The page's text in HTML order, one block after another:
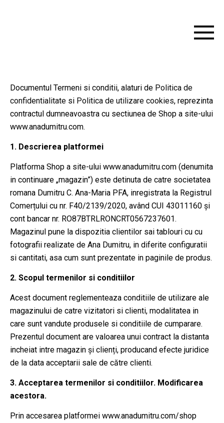
Documentul Termeni si conditii, alaturi de Politica de
confidentialitate si Politica de utilizare cookies, reprezinta
contractul dumneavoastra cu sectiunea de Shop a site-ului
www.anadumitru.com.
1. Descrierea platformei
Platforma Shop a site-ului www.anadumitru.com (denumita
in continuare „magazin”) este detinuta de catre societatea
romana Dumitru C. Ana-Maria PFA, inregistrata la Registrul
Comerțului cu nr. F40/2139/2020, având CUI 43011160 și
cont bancar nr. RO87BTRLRONCRT0567237601.
Magazinul pune la dispozitia clientilor sai tablouri cu cu
fotografii realizate de Ana Dumitru, in diferite configuratii
si cantitati, asa cum sunt prezentate in paginile de produs.
2. Scopul termenilor si conditiilor
Acest document reglementeaza conditiile de utilizare ale
magazinului de catre vizitatori si clienti, modalitatea in
care sunt vandute produsele si conditiile de cumparare.
Prezentul document are valoarea unui contract la distanta
incheiat intre magazin și clienți, producand efecte juridice
de la data acceptarii sale de către clienti.
3. Acceptarea termenilor si conditiilor. Modificarea
acestora.
Prin accesarea platformei www.anadumitru.com/shop